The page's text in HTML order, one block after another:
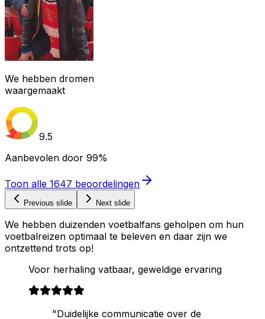
We hebben dromen
waargemaakt
9.5
Aanbevolen door 99%
Toon alle 1647 beoordelingen
Previous slide Next slide
We hebben duizenden voetbalfans geholpen om hun
voetbalreizen optimaal te beleven en daar zijn we
ontzettend trots op!
Voor herhaling vatbaar, geweldige ervaring
"Duidelijke communicatie over de